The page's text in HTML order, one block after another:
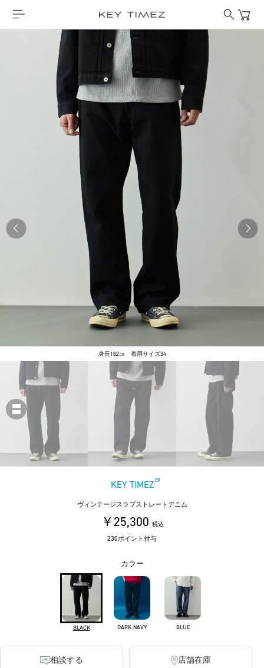
身長182㎝ 着用サイズ34
KEY TIMEZ
ヴィンテージスラブストレートデニム
￥25,300 税込
230ポイント付与
カラー
BLACK DARK NAVY BLUE
相談する 店舗在庫